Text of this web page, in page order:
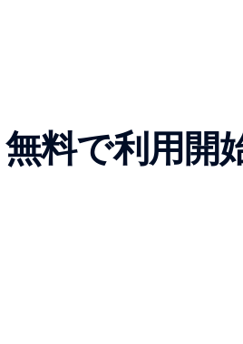
無料で利用開